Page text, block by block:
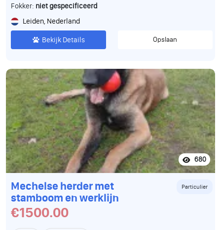
Fokker: niet gespecificeerd
Leiden, Nederland
Bekijk Details Opslaan
680
Mechelse herder met
stamboom en werklijn
Particulier
€1500.00